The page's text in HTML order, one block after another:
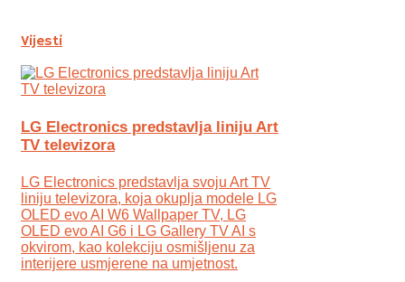
Vijesti
LG Electronics predstavlja liniju Art
TV televizora
LG Electronics predstavlja svoju Art TV
liniju televizora, koja okuplja modele LG
OLED evo AI W6 Wallpaper TV, LG
OLED evo AI G6 i LG Gallery TV AI s
okvirom, kao kolekciju osmišljenu za
interijere usmjerene na umjetnost.